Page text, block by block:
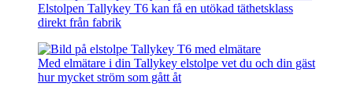
Elstolpen Tallykey T6 kan få en utökad täthetsklass
direkt från fabrik
Med elmätare i din Tallykey elstolpe vet du och din gäst
hur mycket ström som gått åt